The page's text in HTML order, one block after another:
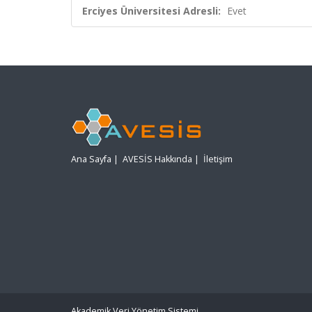
Erciyes Üniversitesi Adresli: Evet
Ana Sayfa | AVESİS Hakkında | İletişim